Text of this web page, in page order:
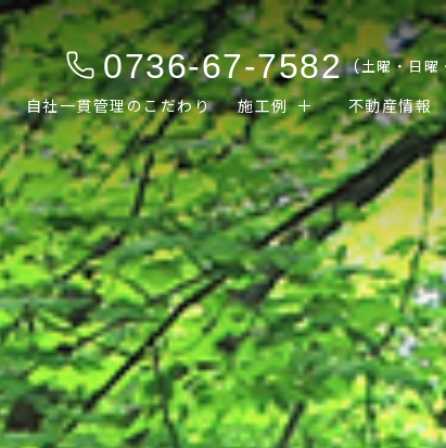
0736-67-7582 (土曜・日曜
自社一貫管理のこだわり 施工例 不動産情報